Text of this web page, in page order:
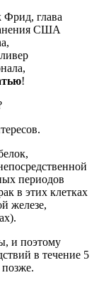
Фрид, глава
США
!
периодов
в этих клетках
железе,
и поэтому
в течение 5